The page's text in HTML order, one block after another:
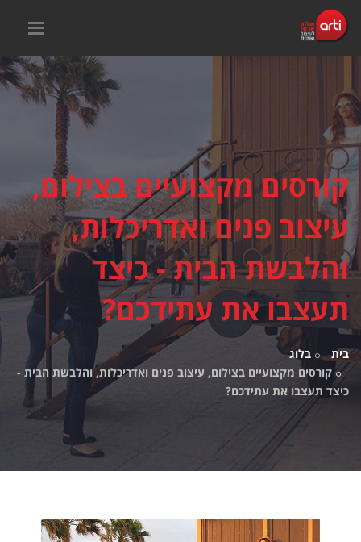
קורסים מקצועיים בצילום,
עיצוב פנים ואדריכלות,
והלבשת הבית - כיצד
תעצבו את עתידכם?
בית
בלוג
קורסים מקצועיים בצילום, עיצוב פנים ואדריכלות, והלבשת הבית -
כיצד תעצבו את עתידכם?